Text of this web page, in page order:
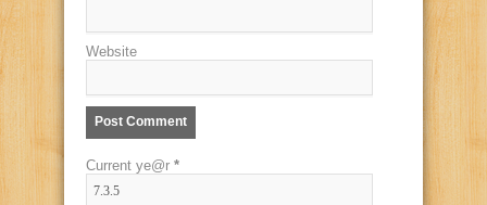
Website
Current ye@r *